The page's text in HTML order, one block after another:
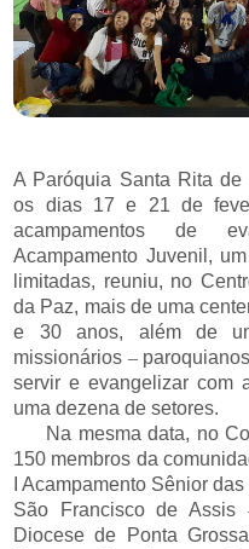
A Paróquia Santa Rita
os dias 17 e 21 de
acampamentos de
Acampamento Juvenil,
limitadas, reuniu, no
da Paz, mais de uma
e 30 anos, além de
missionários –
servir e evangelizar com
uma dezena de setores.
Na mesma data, no
150 membros da
I Acampamento Sênior
São Francisco de Assis
Diocese de Ponta